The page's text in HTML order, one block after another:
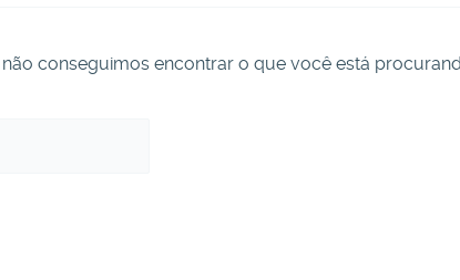
conseguimos encontrar o que você está